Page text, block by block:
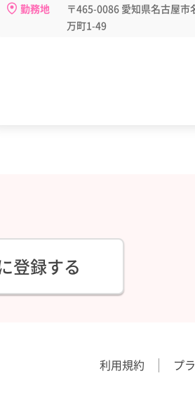
勤務地
〒465-0086 愛知県名古屋市
万町1-49
登録する
利用規約 プ